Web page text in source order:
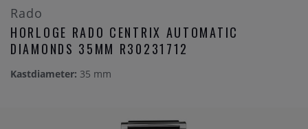
Rado
HORLOGE RADO CENTRIX AUTOMATIC
DIAMONDS 35MM R30231712
Kastdiameter: 35 mm